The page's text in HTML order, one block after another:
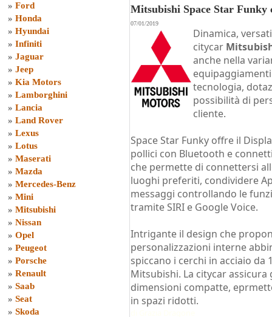
» Ford
» Honda
» Hyundai
» Infiniti
» Jaguar
» Jeep
» Kia Motors
» Lamborghini
» Lancia
» Land Rover
» Lexus
» Lotus
» Maserati
» Mazda
» Mercedes-Benz
» Mini
» Mitsubishi
» Nissan
» Opel
» Peugeot
» Porsche
» Renault
» Saab
» Seat
» Skoda
Mitsubishi Space Star Funky
07/01/2019
Dinamica,
citycar
anche nella
tecnologia,
possibilità di
cliente.
Space Star Funky offre il
pollici con Bluetooth e
che permette di connettersi
luoghi preferiti, condividere
messaggi controllando le
tramite SIRI e Google Voice.
Intrigante il design che
personalizzazioni interne
spiccano i cerchi in acciaio
Mitsubishi. La citycar
dimensioni compatte,
in spazi ridotti.